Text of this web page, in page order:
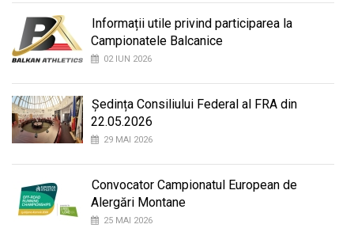
Informații utile privind participarea la
Campionatele Balcanice
02 IUN 2026
Ședința Consiliului Federal al FRA din
22.05.2026
29 MAI 2026
Convocator Campionatul European de
Alergări Montane
25 MAI 2026